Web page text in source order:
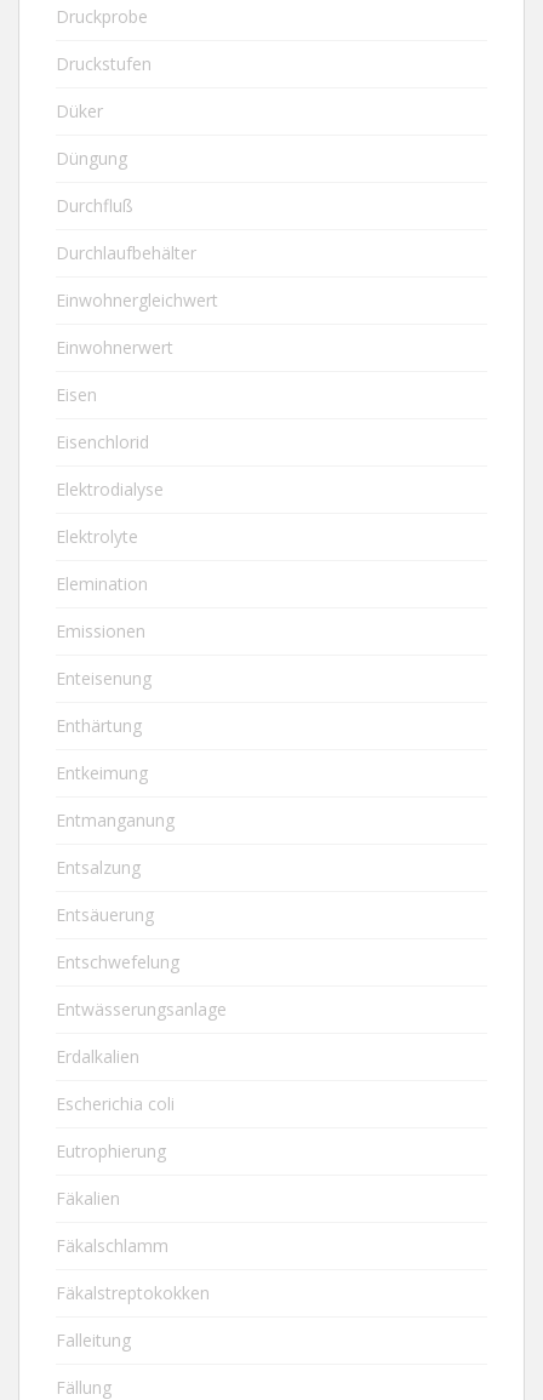
Druckprobe
Druckstufen
Düker
Düngung
Durchfluß
Durchlaufbehälter
Einwohnergleichwert
Einwohnerwert
Eisen
Eisenchlorid
Elektrodialyse
Elektrolyte
Elemination
Emissionen
Enteisenung
Enthärtung
Entkeimung
Entmanganung
Entsalzung
Entsäuerung
Entschwefelung
Entwässerungsanlage
Erdalkalien
Escherichia coli
Eutrophierung
Fäkalien
Fäkalschlamm
Fäkalstreptokokken
Falleitung
Fällung